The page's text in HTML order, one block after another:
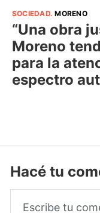
SOCIEDAD.MORENO
“Una obra
Moreno
para la
espectro
Hacé tu